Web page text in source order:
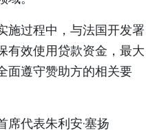
施过程中，与法国开发署
有效使用贷款资金，最大
面遵守赞助方的相关要
代表朱利安·塞扬